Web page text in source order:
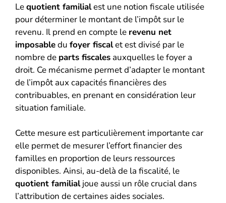
Lequotient familialest une notion fiscale utilisée
pour déterminer le montant de l’impôt sur le
revenu. Il prend en compte le revenu net
imposabledu foyer fiscalet est divisé par le
nombre de parts fiscales auxquelles le foyer a
droit. Ce mécanisme permet d’adapter le montant
de l’impôt aux capacités financières des
contribuables, en prenant en considération leur
situation familiale.
Cette mesure est particulièrement importante car
elle permet de mesurer l’effort financier des
familles en proportion de leurs ressources
disponibles. Ainsi, au-delà de la fiscalité, le
quotient familialjoue aussi un rôle crucial dans
l’attribution de certaines aides sociales.